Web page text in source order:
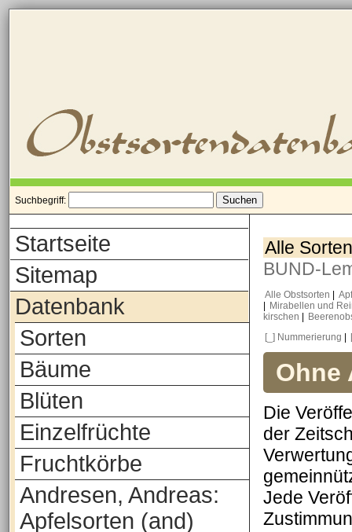
Suchbegriff:
Startseite
Sitemap
Datenbank
Sorten
Bäume
Blüten
Einzelfrüchte
Fruchtkörbe
Andresen, Andreas:
Apfelsorten (and)
Alle
BUND-
Alle Obstsorten
Mirabellen und
kirschen
[_] Nummerierung
Ohne
Die
der
Jede